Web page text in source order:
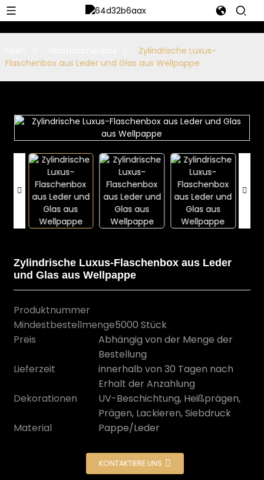
Zylindrische Luxus-
Flaschenbox aus Leder und Glas aus Wellpappe
Zylindrische Luxus-Flaschenbox aus Leder
und Glas aus Wellpappe
Produktnummer
Mindestbestellmenge5000 Stück
Preis
Abhängig von der Menge der
Bestellung
Lieferzeit
innerhalb von 30 Tagen nach
Erhalt der Anzahlung
Dekorationen
UV-Beschichtung, Heißprägen,
Prägen, Lackieren, Siebdruck
Material
Pappe/Leder
KONTAKTIERE UNS